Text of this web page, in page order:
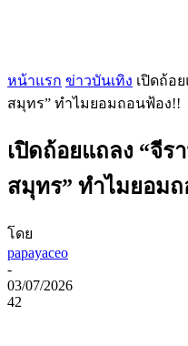
หน้าแรก ข่าวบันเทิง เปิดถ้อ
สมุทร” ทำไมยอมถอนฟ้อง!!
เปิดถ้อยแถลง “จีร
สมุทร” ทำไมยอม
โดย
papayaceo
-
03/07/2026
42